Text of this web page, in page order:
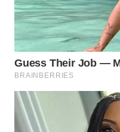
SUKABUMI
WN
PURWAKARTA
WN
PRIANGAN
TIMUR